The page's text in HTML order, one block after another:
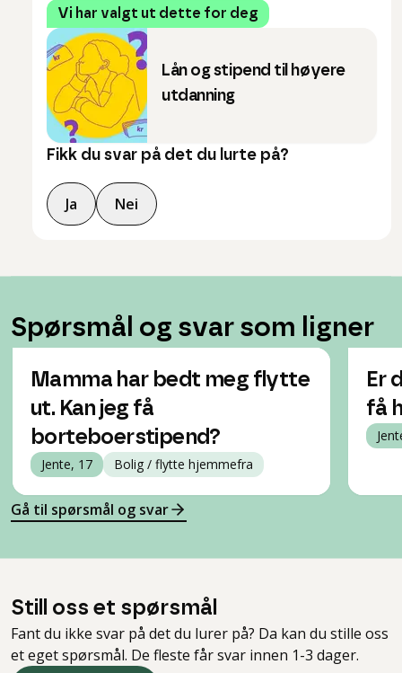
Vi har valgt ut dette for deg
Lån og stipend til høyere
utdanning
Fikk du svar på det du lurte på?
Ja Nei
Spørsmål og svar som ligner
Mamma har bedt meg flytte
ut. Kan jeg få
borteboerstipend?
Jente, 17 Bolig / flytte hjemmefra
Er
få
Gå til spørsmål og svar
Still oss et spørsmål
Fant du ikke svar på det du lurer på? Da kan du stille oss
et eget spørsmål. De fleste får svar innen 1-3 dager.